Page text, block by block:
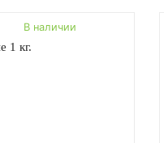
В наличии
1 кг.